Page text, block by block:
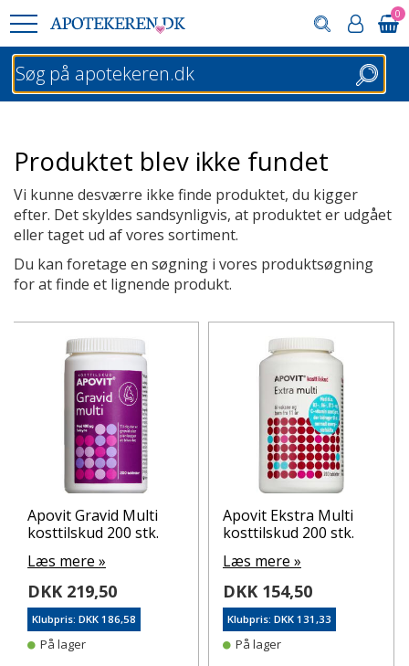
0
Søg
Produktet blev ikke fundet
Vi kunne desværre ikke finde produktet, du kigger
efter. Det skyldes sandsynligvis, at produktet er udgået
eller taget ud af vores sortiment.
Du kan foretage en søgning i vores produktsøgning
for at finde et lignende produkt.
Apovit Gravid Multi
kosttilskud 200 stk.
Læs mere »
DKK 219,50
Klubpris: DKK 186,58
På lager
Apovit Ekstra Multi
kosttilskud 200 stk.
Læs mere »
DKK 154,50
Klubpris: DKK 131,33
På lager